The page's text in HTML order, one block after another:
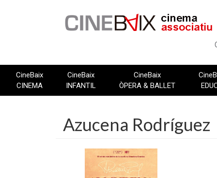
CineBaix
CINEMA
CineBaix
INFANTIL
CineBaix
ÒPERA & BALLET
Azucena Rodríguez